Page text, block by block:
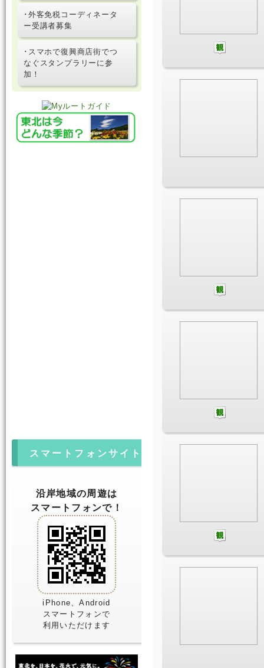
･外客免税コーディネータ
ー受講者募集
･スマホで復興商店街でつ
なぐスタンプラリーに参
加！
スマートフォンサイト
沿岸地域の周遊は
スマートフォンで！
iPhone、Android
スマートフォンで
利用いただけます